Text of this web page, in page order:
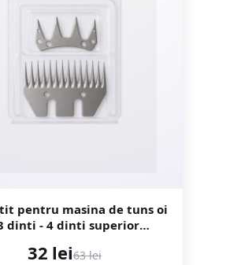
pentru masina de tuns oi
dinti - 4 dinti superior
32 lei63 lei